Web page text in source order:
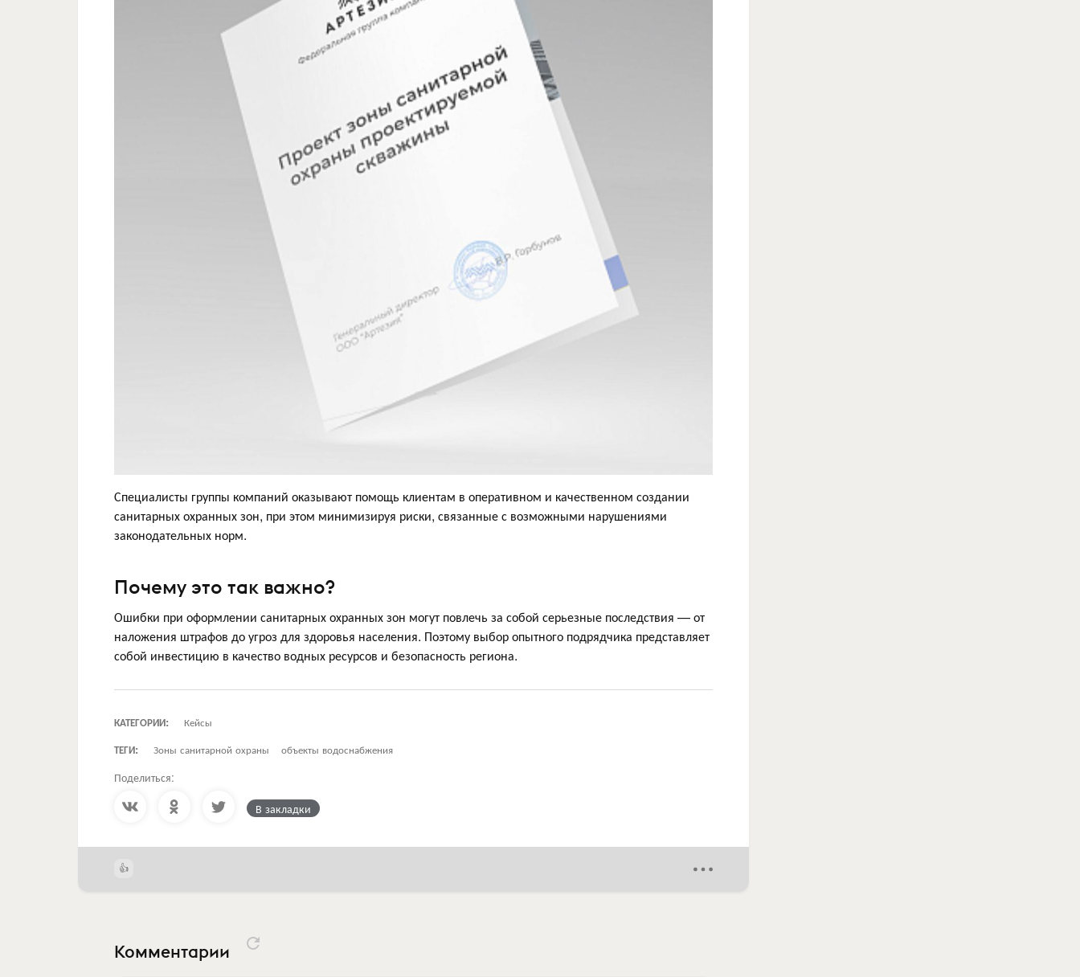
Специалисты группы компаний оказывают помощь клиентам в оперативном и качественном создании
санитарных охранных зон, при этом минимизируя риски, связанные с возможными нарушениями
законодательных норм.
Почему это так важно?
Ошибки при оформлении санитарных охранных зон могут повлечь за собой серьезные последствия — от
наложения штрафов до угроз для здоровья населения. Поэтому выбор опытного подрядчика представляет
собой инвестицию в качество водных ресурсов и безопасность региона.
КАТЕГОРИИ:
Кейсы
ТЕГИ:
Зоны санитарной охраны объекты водоснабжения
Поделиться:
В закладки
Комментарии